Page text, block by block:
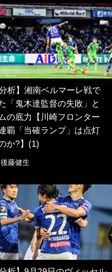
分析】湘南ベルマーレ戦で
「鬼木達監督の失敗」と
の底力【川崎フロンター
覇「当確ランプ」は点灯
か?】(1)
後藤健生